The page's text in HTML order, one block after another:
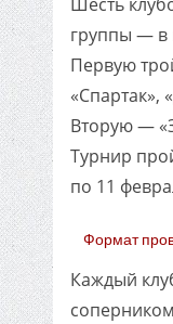
группы — в
Первую
«Спартак»,
Вторую —
Турнир
по 11
Формат
Каждый